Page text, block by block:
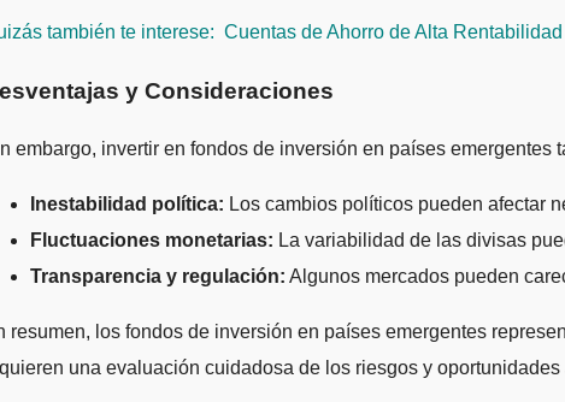
también te interese: Cuentas de Ahorro de Alta
y Consideraciones
embargo, invertir en fondos de inversión en países emergentes
Inestabilidad política: Los cambios políticos pueden afectar
Fluctuaciones monetarias: La variabilidad de las divisas
Transparencia y regulación: Algunos mercados pueden
resumen, los fondos de inversión en países emergentes
una evaluación cuidadosa de los riesgos y